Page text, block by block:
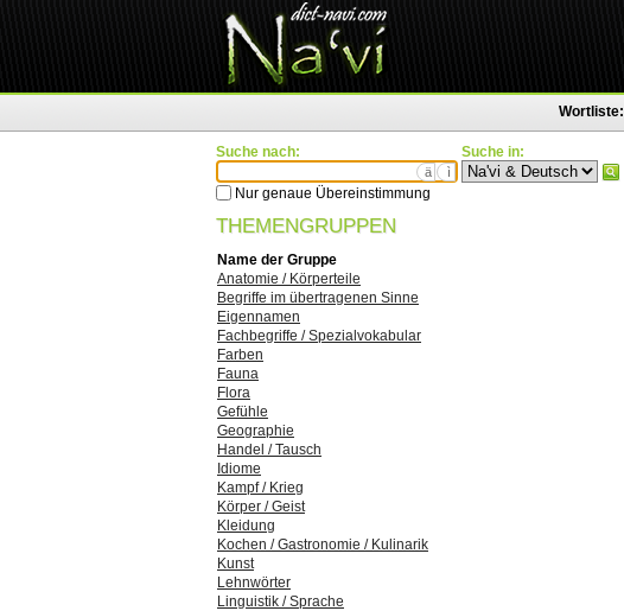
Wortliste:
Suche nach:
ä ì
Nur genaue Übereinstimmung
Suche in:
THEMENGRUPPEN
Name der Gruppe
Anatomie / Körperteile
Begriffe im übertragenen Sinne
Eigennamen
Fachbegriffe / Spezialvokabular
Farben
Fauna
Flora
Gefühle
Geographie
Handel / Tausch
Idiome
Kampf / Krieg
Körper / Geist
Kleidung
Kochen / Gastronomie / Kulinarik
Kunst
Lehnwörter
Linguistik / Sprache